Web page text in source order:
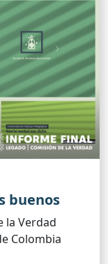
buenos
la Verdad
Colombia